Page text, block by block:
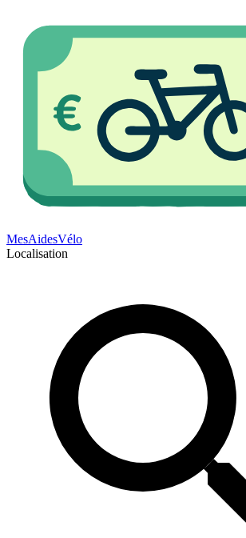
MesAidesVélo
Localisation